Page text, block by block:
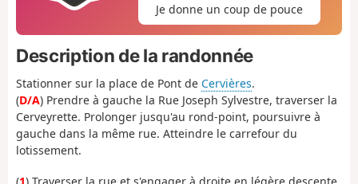
Je donne un coup de pouce
Description de la randonnée
Stationner sur la place de Pont de Cervières.
(D/A) Prendre à gauche la Rue Joseph Sylvestre, traverser la
Cerveyrette. Prolonger jusqu'au rond-point, poursuivre à
gauche dans la même rue. Atteindre le carrefour du
lotissement.